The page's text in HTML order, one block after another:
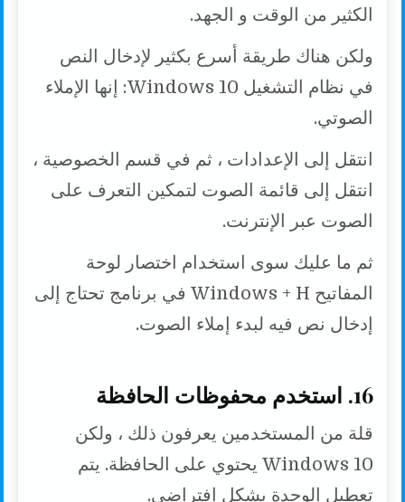
الكثير من الوقت و الجهد.
ولكن هناك طريقة أسرع بكثير لإدخال النص
في نظام التشغيل Windows 10: إنها الإملاء
الصوتي.
انتقل إلى الإعدادات ، ثم في قسم الخصوصية ،
انتقل إلى قائمة الصوت لتمكين التعرف على
الصوت عبر الإنترنت.
ثم ما عليك سوى استخدام اختصار لوحة
المفاتيح Windows + H في برنامج تحتاج إلى
إدخال نص فيه لبدء إملاء الصوت.
16. استخدم محفوظات الحافظة
قلة من المستخدمين يعرفون ذلك ، ولكن
Windows 10 يحتوي على الحافظة. يتم
تعطيل الوحدة بشكل افتراضي.